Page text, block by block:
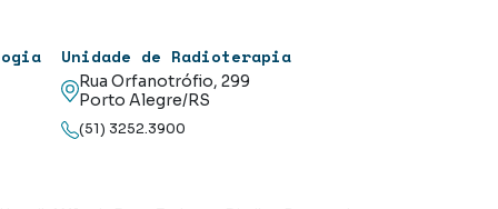
Unidade de Radioterapia
Rua Orfanotrófio, 299
Porto Alegre/RS
(51) 3252.3900